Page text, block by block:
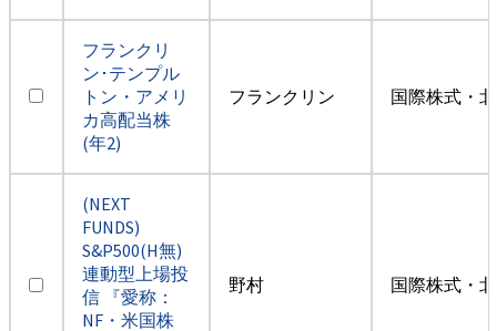
フランクリ
ン･テンプル
トン・アメリ
カ高配当株
(年2)
フランクリン 国際株式・
(NEXT
FUNDS)
S&P500(H無)
連動型上場投
信 『愛称：
NF・米国株
野村 国際株式・